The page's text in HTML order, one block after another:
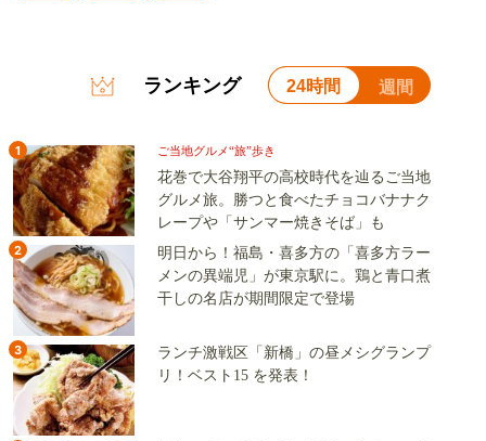
ランキング 24時間 週間
1 ご当地グルメ“旅”歩き
花巻で大谷翔平の高校時代を辿るご当地
グルメ旅。勝つと食べたチョコバナナク
レープや「サンマー焼きそば」も
2
明日から！福島・喜多方の「喜多方ラー
メンの異端児」が東京駅に。鶏と青口煮
干しの名店が期間限定で登場
3
ランチ激戦区「新橋」の昼メシグランプ
リ！ベスト15 を発表！